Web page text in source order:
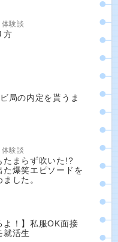
験談
方
局の内定を貰うま
験談
たまらず吹いた!?
た爆笑エピソードを
した。
よ！】私服OK面接
就活生